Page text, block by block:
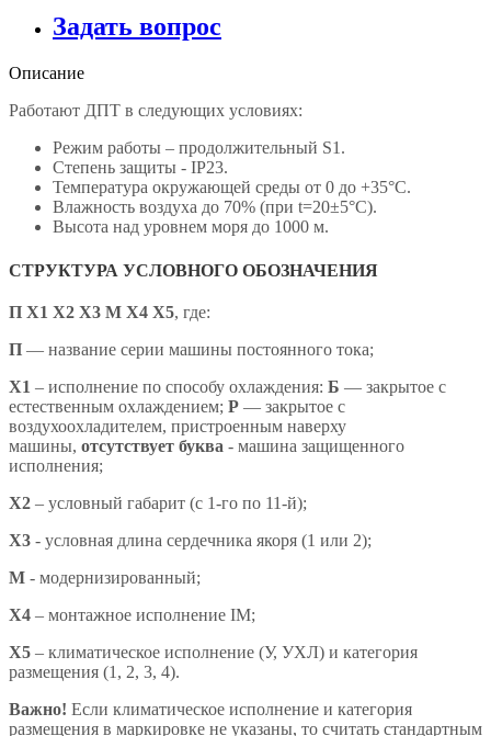
Задать вопрос
Описание
Работают ДПТ в следующих условиях:
Режим работы – продолжительный S1.
Степень защиты - IP23.
Температура окружающей среды от 0 до +35°С.
Влажность воздуха до 70% (при t=20±5°С).
Высота над уровнем моря до 1000 м.
СТРУКТУРА УСЛОВНОГО ОБОЗНАЧЕНИЯ
П Х1 Х2 Х3 М Х4 X5, где:
П — название серии машины постоянного тока;
X1 – исполнение по способу охлаждения: Б — закрытое с
естественным охлаждением; Р — закрытое с
воздухоохладителем, пристроенным наверху
машины, отсутствует буква - машина защищенного
исполнения;
X2 – условный габарит (с 1-го по 11-й);
X3 - условная длина сердечника якоря (1 или 2);
М - модернизированный;
Х4 – монтажное исполнение IM;
X5 – климатическое исполнение (У, УХЛ) и категория
размещения (1, 2, 3, 4).
Важно! Если климатическое исполнение и категория
размещения в маркировке не указаны, то считать стандартным